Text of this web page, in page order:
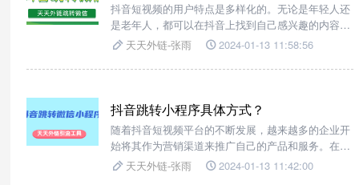
抖音短视频的用户特点是多样化的。无论是年轻人还
是老年人，都可以在抖音上找到自己感兴趣的内容和
社交圈子。这种多样性使得抖音成为了一个具有广泛
户。
天天外链-张雨 2024-01-13 11:58:56
抖音跳转小程序具体方式？
随着抖音短视频平台的不断发展，越来越多的企业开
始将其作为营销渠道来推广自己的产品和服务。在进
行抖音短视频营销时，内容创作是非常重要的一环。
天天外链-张雨 2024-01-13 11:42:00